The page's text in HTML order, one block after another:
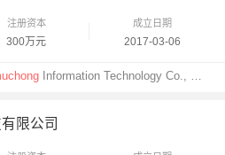
注册资本
300万元
成立日期
2017-03-06
Information Technology Co., Ltd.
限公司